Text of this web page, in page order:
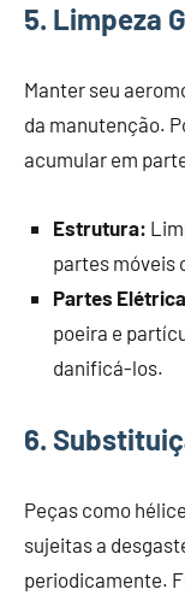
5. Limpeza
Manter seu
da manutenção.
acumular em
Estrutura:
partes móveis
Partes
poeira e
danificá-los.
6.
Peças como
sujeitas a
periodicamente.